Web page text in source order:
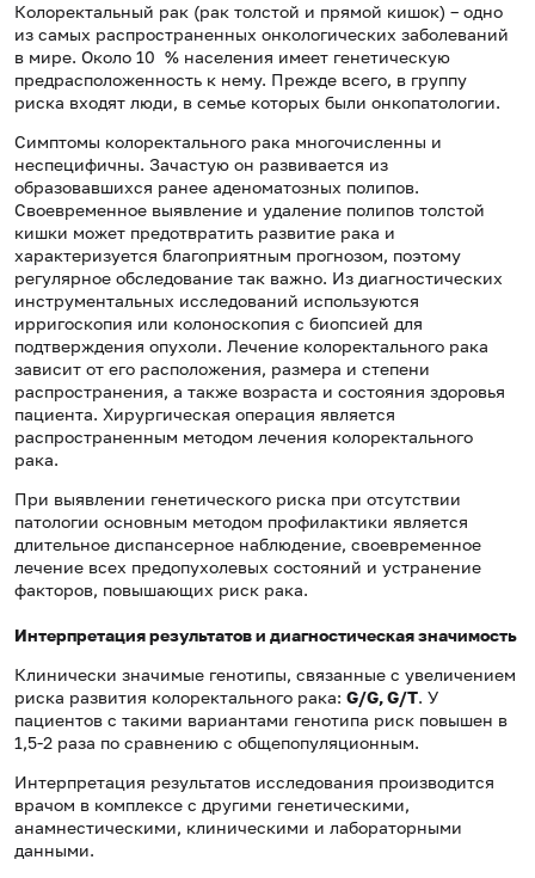
Колоректальный рак (рак толстой и прямой кишок) – одно
из самых распространенных онкологических заболеваний
в мире. Около 10 % населения имеет генетическую
предрасположенность к нему. Прежде всего, в группу
риска входят люди, в семье которых были онкопатологии.
Симптомы колоректального рака многочисленны и
неспецифичны. Зачастую он развивается из
образовавшихся ранее аденоматозных полипов.
Своевременное выявление и удаление полипов толстой
кишки может предотвратить развитие рака и
характеризуется благоприятным прогнозом, поэтому
регулярное обследование так важно. Из диагностических
инструментальных исследований используются
ирригоскопия или колоноскопия с биопсией для
подтверждения опухоли. Лечение колоректального рака
зависит от его расположения, размера и степени
распространения, а также возраста и состояния здоровья
пациента. Хирургическая операция является
распространенным методом лечения колоректального
рака.
При выявлении генетического риска при отсутствии
патологии основным методом профилактики является
длительное диспансерное наблюдение, своевременное
лечение всех предопухолевых состояний и устранение
факторов, повышающих риск рака.
Интерпретация результатов и диагностическая значимость
Клинически значимые генотипы, связанные с увеличением
риска развития колоректального рака: G/G,G/T. У
пациентов с такими вариантами генотипа риск повышен в
1,5-2 раза по сравнению с общепопуляционным.
Интерпретация результатов исследования производится
врачом в комплексе с другими генетическими,
анамнестическими, клиническими и лабораторными
данными.